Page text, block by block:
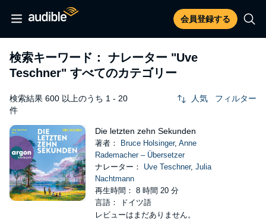
会員登録する
検索キーワード： ナレーター "Uve
Teschner" すべてのカテゴリー
検索結果 600 以上のうち 1 - 20
件
人気 フィルター
Die letzten zehn Sekunden
著者： Bruce Holsinger, Anne
Rademacher – Übersetzer
ナレーター： Uve Teschner, Julia
Nachtmann
再生時間： 8 時間 20 分
言語： ドイツ語
レビューはまだありません。